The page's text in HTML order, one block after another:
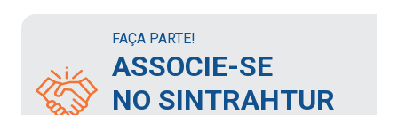
FAÇA PARTE!
ASSOCIE-SE
NO SINTRAHTUR